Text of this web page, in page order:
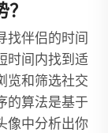
找伴侣的时间
时间内找到适
览和筛选社交
的算法是基于
像中分析出你